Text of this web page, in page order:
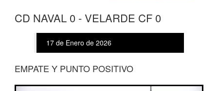
CD NAVAL 0 - VELARDE CF 0
17 de Enero de 2026
EMPATE Y PUNTO POSITIVO